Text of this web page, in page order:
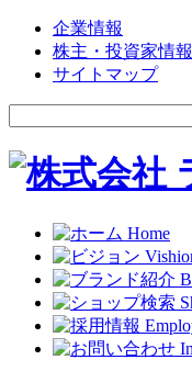
企業情報
株主・投資家情報
サイトマップ